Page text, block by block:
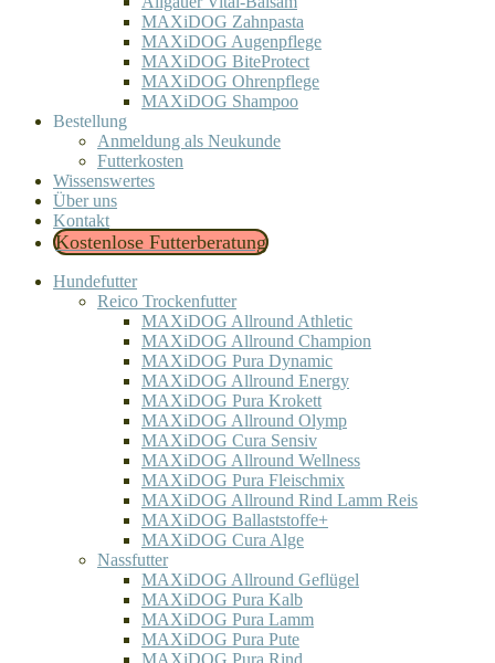
MAXiDOG Zahnpasta
MAXiDOG Augenpflege
MAXiDOG BiteProtect
MAXiDOG Ohrenpflege
MAXiDOG Shampoo
Bestellung
Anmeldung als Neukunde
Futterkosten
Wissenswertes
Über uns
Kontakt
Kostenlose Futterberatung
Hundefutter
Reico Trockenfutter
MAXiDOG Allround Athletic
MAXiDOG Allround Champion
MAXiDOG Pura Dynamic
MAXiDOG Allround Energy
MAXiDOG Pura Krokett
MAXiDOG Allround Olymp
MAXiDOG Cura Sensiv
MAXiDOG Allround Wellness
MAXiDOG Pura Fleischmix
MAXiDOG Allround Rind Lamm Reis
MAXiDOG Ballaststoffe+
MAXiDOG Cura Alge
Nassfutter
MAXiDOG Allround Geflügel
MAXiDOG Pura Kalb
MAXiDOG Pura Lamm
MAXiDOG Pura Pute
MAXiDOG Pura Rind